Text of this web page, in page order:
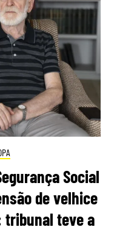
Social
de velhice
tribunal teve a